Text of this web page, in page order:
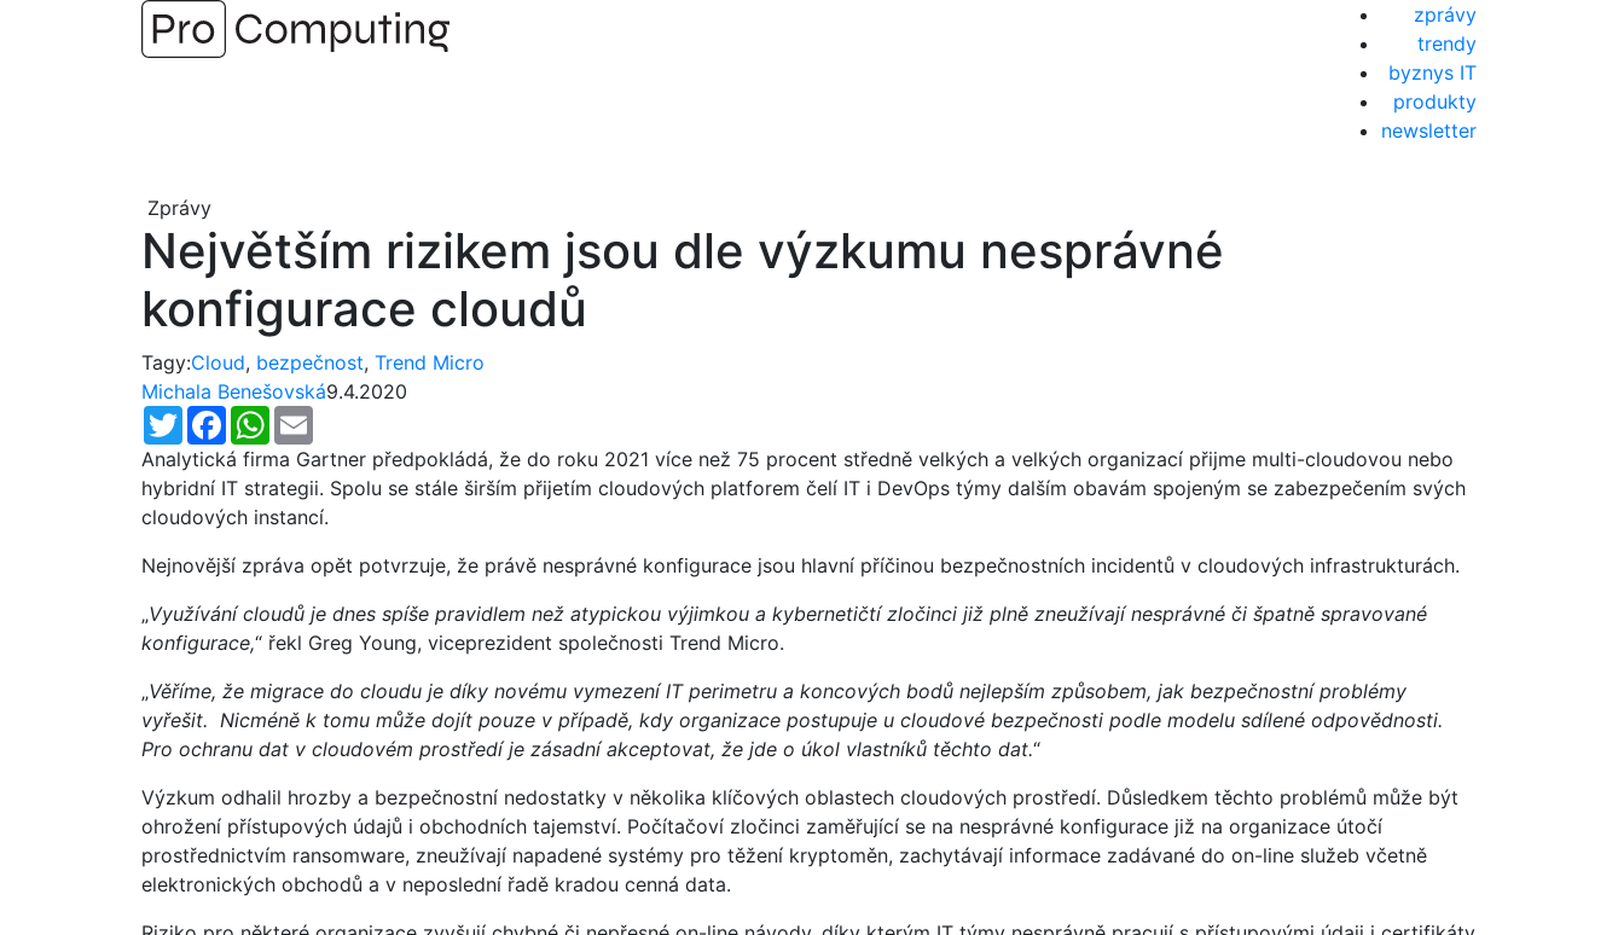
zprávy
trendy
byznys IT
produkty
newsletter
Zprávy
Největším rizikem jsou dle výzkumu nesprávné
konfigurace cloudů
Tagy:Cloud, bezpečnost, Trend Micro
Michala Benešovská9.4.2020
TwitterFacebookWhatsApp
Analytická firma Gartner předpokládá, že do roku 2021 více než 75 procent středně velkých a velkých organizací přijme multi-cloudovou nebo
hybridní IT strategii. Spolu se stále širším přijetím cloudových platforem čelí IT i DevOps týmy dalším obavám spojeným se zabezpečením svých
cloudových instancí.
Nejnovější zpráva opět potvrzuje, že právě nesprávné konfigurace jsou hlavní příčinou bezpečnostních incidentů v cloudových infrastrukturách.
„Využívání cloudů je dnes spíše pravidlem než atypickou výjimkou a kybernetičtí zločinci již plně zneužívají nesprávné či špatně spravované
konfigurace,“ řekl Greg Young, viceprezident společnosti Trend Micro.
„Věříme, že migrace do cloudu je díky novému vymezení IT perimetru a koncových bodů nejlepším způsobem, jak bezpečnostní problémy
vyřešit. Nicméně k tomu může dojít pouze v případě, kdy organizace postupuje u cloudové bezpečnosti podle modelu sdílené odpovědnosti.
Pro ochranu dat v cloudovém prostředí je zásadní akceptovat, že jde o úkol vlastníků těchto dat.“
Výzkum odhalil hrozby a bezpečnostní nedostatky v několika klíčových oblastech cloudových prostředí. Důsledkem těchto problémů může být
ohrožení přístupových údajů i obchodních tajemství. Počítačoví zločinci zaměřující se na nesprávné konfigurace již na organizace útočí
prostřednictvím ransomware, zneužívají napadené systémy pro těžení kryptoměn, zachytávají informace zadávané do on-line služeb včetně
elektronických obchodů a v neposlední řadě kradou cenná data.